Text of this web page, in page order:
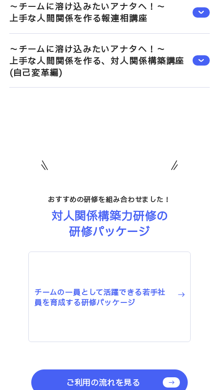
～チームに溶け込みたいアナタへ！～
上手な人間関係を作る報連相講座
～チームに溶け込みたいアナタへ！～
上手な人間関係を作る、対人関係構築講座
(自己変革編)
おすすめの研修を組み合わせました！
対人関係構築力研修の
研修パッケージ
チームの一員として活躍できる若手社
員を育成する研修パッケージ
ご利用の流れを見る